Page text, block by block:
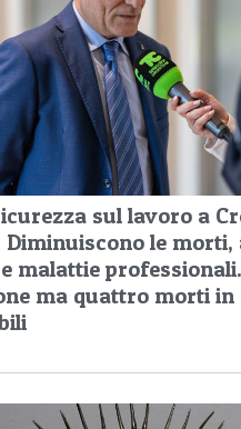
sul lavoro a
le morti,
malattie
ma quattro morti in